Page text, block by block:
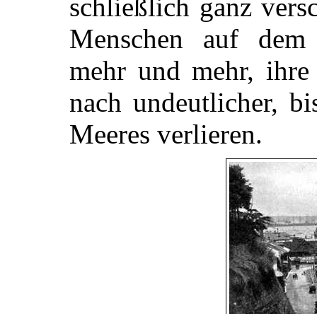
schließlich ganz
Menschen auf
mehr und mehr,
nach undeutlicher,
Meeres verlieren.